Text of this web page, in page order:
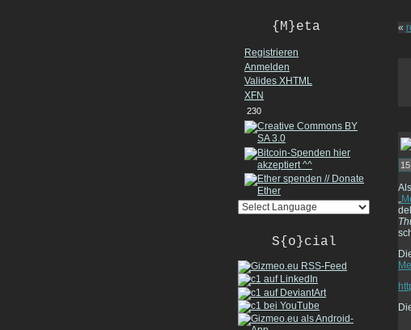
{M}eta
Registrieren
Anmelden
Valides XHTML
XFN
230
S{o}cial
«
„